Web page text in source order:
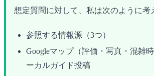
想定質問に対して、私は次のように考
参照する情報源（3つ）
Googleマップ（評価・写真・混雑
ーカルガイド投稿